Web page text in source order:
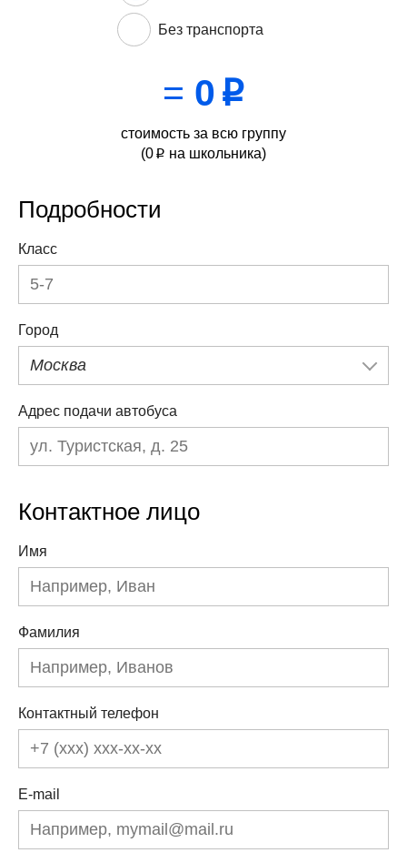
Без транспорта
= 0 p
стоимость за всю группу
(0 p на школьника)
Подробности
Класс
Город
Москва
Адрес подачи автобуса
Контактное лицо
Имя
Фамилия
Контактный телефон
E-mail